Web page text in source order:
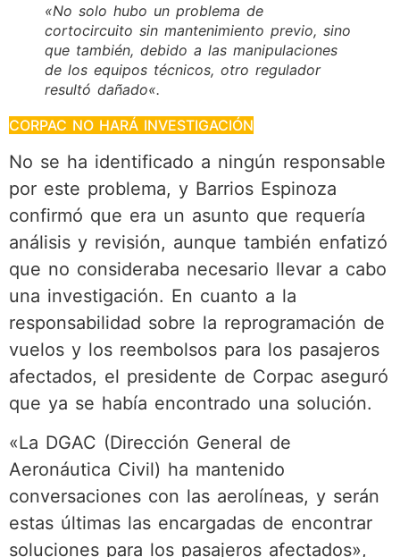
«No solo hubo un problema de
cortocircuito sin mantenimiento previo, sino
que también, debido a las manipulaciones
de los equipos técnicos, otro regulador
resultó dañado«.
CORPAC NO HARÁ INVESTIGACIÓN
No se ha identificado a ningún responsable
por este problema, y Barrios Espinoza
confirmó que era un asunto que requería
análisis y revisión, aunque también enfatizó
que no consideraba necesario llevar a cabo
una investigación. En cuanto a la
responsabilidad sobre la reprogramación de
vuelos y los reembolsos para los pasajeros
afectados, el presidente de Corpac aseguró
que ya se había encontrado una solución.
«La DGAC (Dirección General de
Aeronáutica Civil) ha mantenido
conversaciones con las aerolíneas, y serán
estas últimas las encargadas de encontrar
soluciones para los pasajeros afectados»,